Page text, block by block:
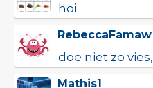
hoi
RebeccaFamaw
doe niet zo vies,
Mathis1